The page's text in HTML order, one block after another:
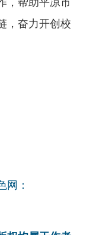
，奋力开创校
网：